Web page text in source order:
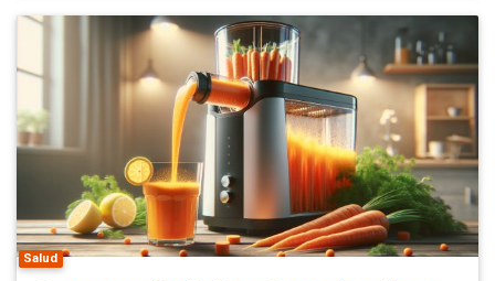
Salud